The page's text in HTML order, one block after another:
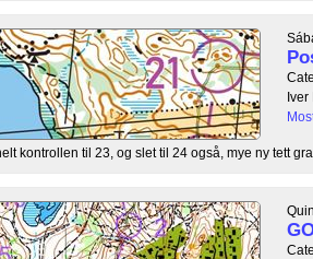
Iver
kontrollen til 23, og slet til 24 også, mye ny tett